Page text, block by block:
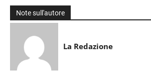
Note sull'autore
La Redazione